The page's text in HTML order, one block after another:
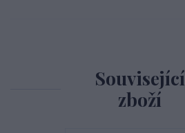
Související
zboží